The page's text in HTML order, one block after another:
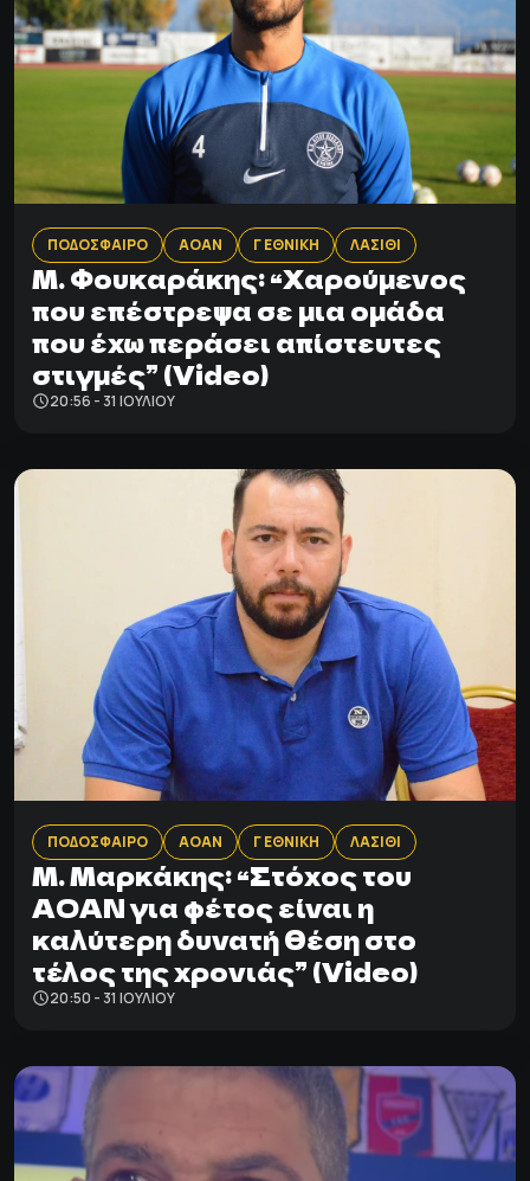
ΠΟΔΟΣΦΑΙΡΟ ΑΟΑΝ Γ ΕΘΝΙΚΗ ΛΑΣΙΘΙ
M. Φουκαράκης: “Xαρούμενος
που επέστρεψα σε μια ομάδα
που έχω περάσει απίστευτες
στιγμές” (Video)
20:56 - 31 ΙΟΥΛΊΟΥ
ΠΟΔΟΣΦΑΙΡΟ ΑΟΑΝ Γ ΕΘΝΙΚΗ ΛΑΣΙΘΙ
M. Μαρκάκης: “Στόχος του
ΑΟΑΝ για φέτος είναι η
καλύτερη δυνατή θέση στο
τέλος της χρονιάς” (Video)
20:50 - 31 ΙΟΥΛΊΟΥ